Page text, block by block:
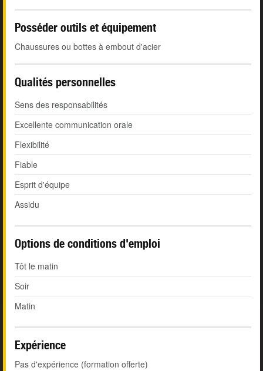
Posséder outils et équipement
Chaussures ou bottes à embout d'acier
Qualités personnelles
Sens des responsabilités
Excellente communication orale
Flexibilité
Fiable
Esprit d'équipe
Assidu
Options de conditions d'emploi
Tôt le matin
Soir
Matin
Expérience
Pas d'expérience (formation offerte)